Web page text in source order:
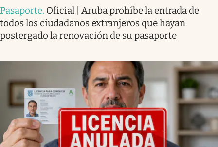
Pasaporte. Oficial | Aruba prohíbe la entrada de
todos los ciudadanos extranjeros que hayan
postergado la renovación de su pasaporte